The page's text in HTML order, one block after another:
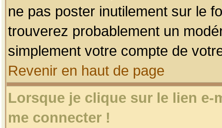
ne pas poster inutilement sur le
trouverez probablement un
simplement votre compte de
Revenir en haut de page
Lorsque je clique sur le lien
me connecter !